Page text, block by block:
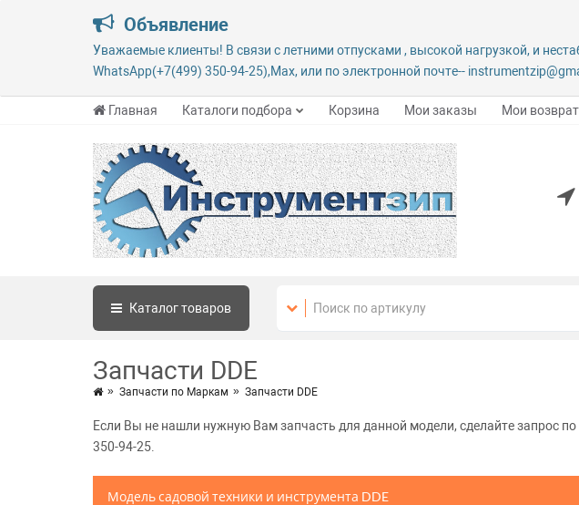
Объявление
Уважаемые клиенты! В связи с летними отпусками , высокой нагрузкой, и
WhatsApp(+7(499) 350-94-25),Max, или по электронной почте--
Главная Каталоги подбора Корзина Мои заказы Мои
Каталогтоваров
Запчасти DDE
Запчасти по Маркам Запчасти DDE
Если Вы не нашли нужную Вам запчасть для данной модели, сделайте запрос
350-94-25.
Модель садовой техники и инструмента DDE